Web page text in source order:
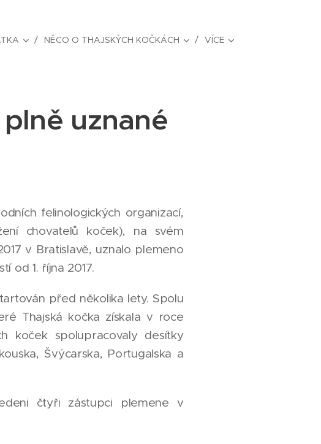
NĚCO O THAJSKÝCH KOČKÁCH VÍCE
uznané
felinologických organizací,
chovatelů koček), na svém
v Bratislavě, uznalo plemeno
od 1. října 2017.
před několika lety. Spolu
Thajská kočka získala v roce
koček spolupracovaly desítky
Švýcarska, Portugalska a
čtyři zástupci plemene v